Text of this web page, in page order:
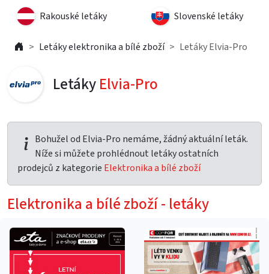
Rakouské letáky Slovenské letáky
Letáky elektronika a bílé zboží Letáky Elvia-Pro
LetákyElvia-Pro
Bohužel od Elvia-Pro nemáme, žádný aktuální leták.
Níže si můžete prohlédnout letáky ostatních
prodejců z kategorie Elektronika a bílé zboží
Elektronika a bílé zboží - letáky